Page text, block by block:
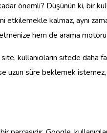
önemli? Düşünün ki, bir
kalmaz, aynı
hem de arama motoru
kullanıcıların sitede
uzun süre beklemek